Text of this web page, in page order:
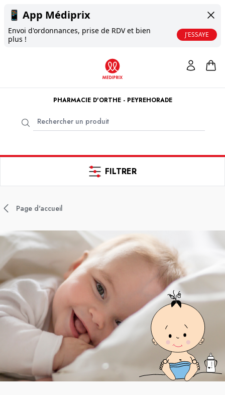
📱 App Médiprix
Envoi d'ordonnances, prise de RDV et bien
plus !
J'ESSAYE
PHARMACIE D'ORTHE - PEYREHORADE
FILTRER
Page d'accueil